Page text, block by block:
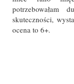
skuteczności,
ocena to 6+.